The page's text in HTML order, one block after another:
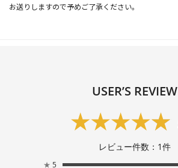
お送りしますので予めご了承ください。
USER’S REVIEW
レビュー件数： 1件
★ 5